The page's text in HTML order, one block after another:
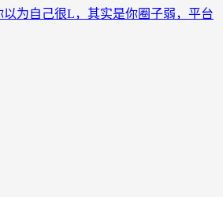
以为自己很L，其实是你圈子弱，平台